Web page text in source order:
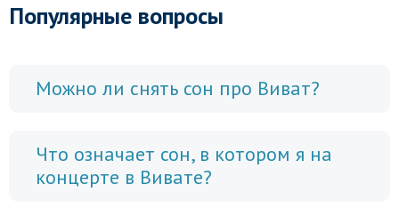
Популярные вопросы
Можно ли снять сон про Виват?
Что означает сон, в котором я на
концерте в Вивате?